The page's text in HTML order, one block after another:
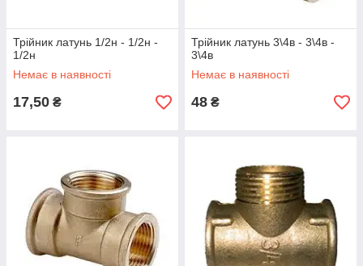
Трійник латунь 1/2н - 1/2н -
1/2н
Немає в наявності
17,50 ₴
Трійник латунь 3\4в - 3\4в -
3\4в
Немає в наявності
48 ₴